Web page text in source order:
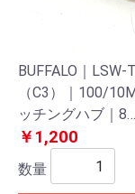
BUFFALO｜LSW-
（C3）｜100/
ッチングハブ｜
￥1,200
数量